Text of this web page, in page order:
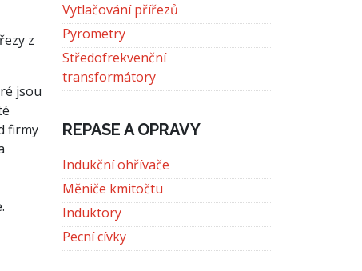
z
jsou
firmy
Vytlačování přířezů
Pyrometry
Středofrekvenční
transformátory
REPASE A OPRAVY
Indukční ohřívače
Měniče kmitočtu
Induktory
Pecní cívky